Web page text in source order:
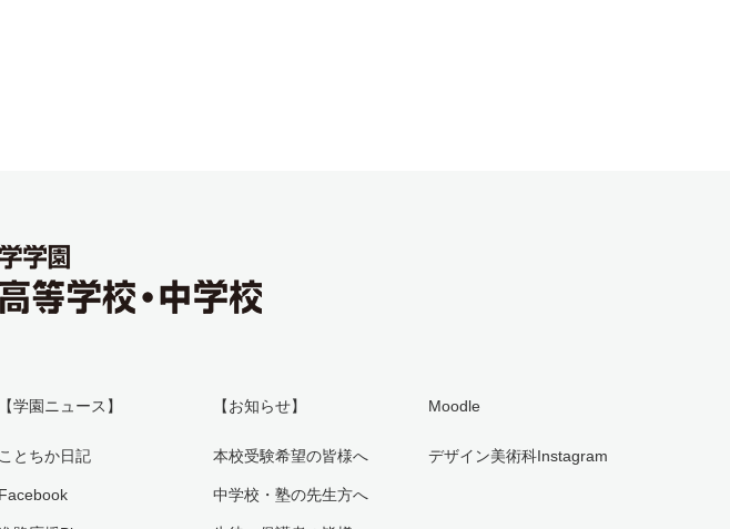
【学園ニュース】
ことちか日記
Facebook
【お知らせ】
本校受験希望の皆様へ
中学校・塾の先生方へ
Moodle
デザイン美術科Instagram